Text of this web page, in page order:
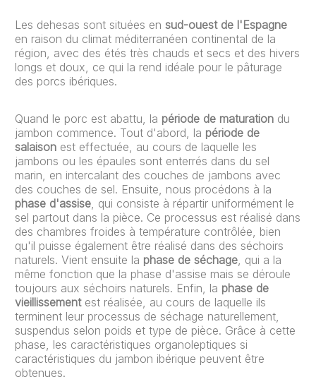
Les dehesas sont situées en sud-ouest de l'Espagne
en raison du climat méditerranéen continental de la
région, avec des étés très chauds et secs et des hivers
longs et doux, ce qui la rend idéale pour le pâturage
des porcs ibériques.
Quand le porc est abattu, la période de maturation du
jambon commence. Tout d'abord, la période de
salaison est effectuée, au cours de laquelle les
jambons ou les épaules sont enterrés dans du sel
marin, en intercalant des couches de jambons avec
des couches de sel. Ensuite, nous procédons à la
phase d'assise, qui consiste à répartir uniformément le
sel partout dans la pièce. Ce processus est réalisé dans
des chambres froides à température contrôlée, bien
qu'il puisse également être réalisé dans des séchoirs
naturels. Vient ensuite la phase de séchage, qui a la
même fonction que la phase d'assise mais se déroule
toujours aux séchoirs naturels. Enfin, la phase de
vieillissementest réalisée, au cours de laquelle ils
terminent leur processus de séchage naturellement,
suspendus selon poids et type de pièce. Grâce à cette
phase, les caractéristiques organoleptiques si
caractéristiques du jambon ibérique peuvent être
obtenues.